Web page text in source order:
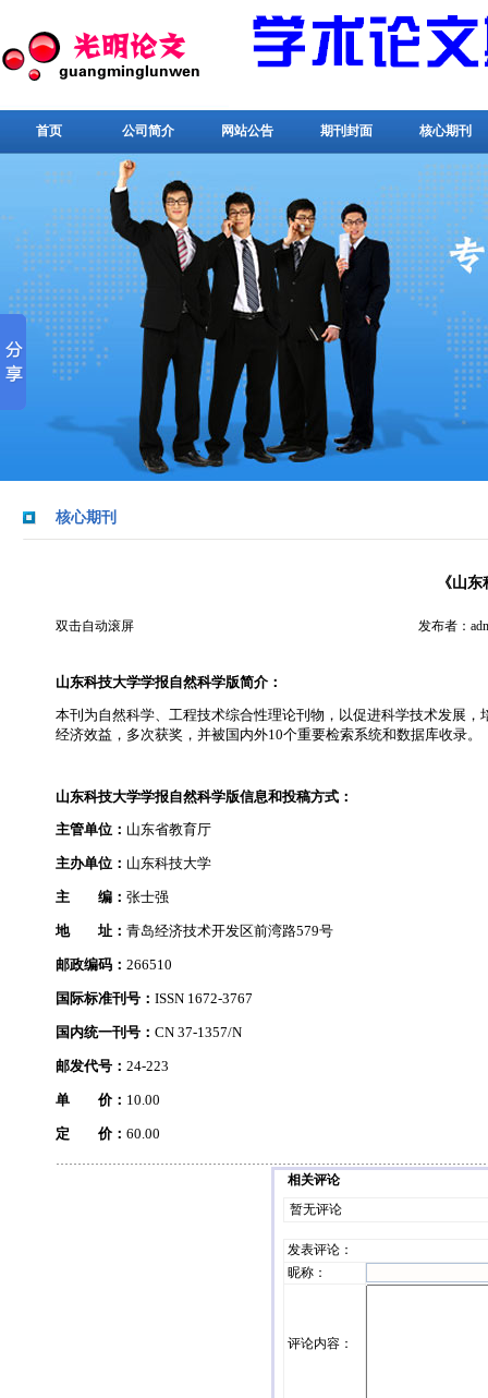
首页 公司简介 网站公告 期刊封面 核心期刊
核心期刊
《山
双击自动滚屏 发布者：
山东科技大学学报自然科学版简介：
本刊为自然科学、工程技术综合性理论刊物，以促进科学技术发展
经济效益，多次获奖，并被国内外10个重要检索系统和数据库收录。
山东科技大学学报自然科学版信息和投稿方式：
主管单位： 山东省教育厅
主办单位： 山东科技大学
主 编： 张士强
地 址： 青岛经济技术开发区前湾路579号
邮政编码： 266510
国际标准刊号： ISSN 1672-3767
国内统一刊号： CN 37-1357/N
邮发代号： 24-223
单 价： 10.00
定 价： 60.00
相关评论
暂无评论
发表评论 ：
昵称：
评论内容：